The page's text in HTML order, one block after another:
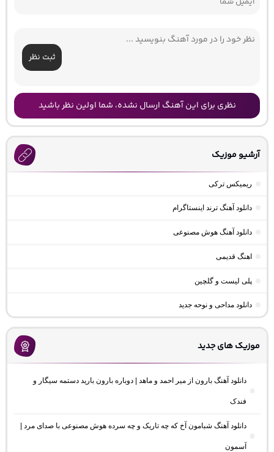
ثبت نظر
نظری برای این آهنگ ارسال نشده، شما اولین نظر باشید
آرشیو موزیک
ریمیکس ترکی
دانلود آهنگ ترند اینستاگرام
دانلود آهنگ هوش مصنوعی
اهنگ قدیمی
پلی لیست و گلچین
دانلود مداحی و نوحه جدید
موزیک های جدید
دانلود آهنگ بارون از میر احمد و ماهد | دوباره بارون بارید دستمه سیگار و
فندک
دانلود آهنگ شبامون آخ که چه تاریک و چه سرده هوش مصنوعی با صدای مرد |
آسمون